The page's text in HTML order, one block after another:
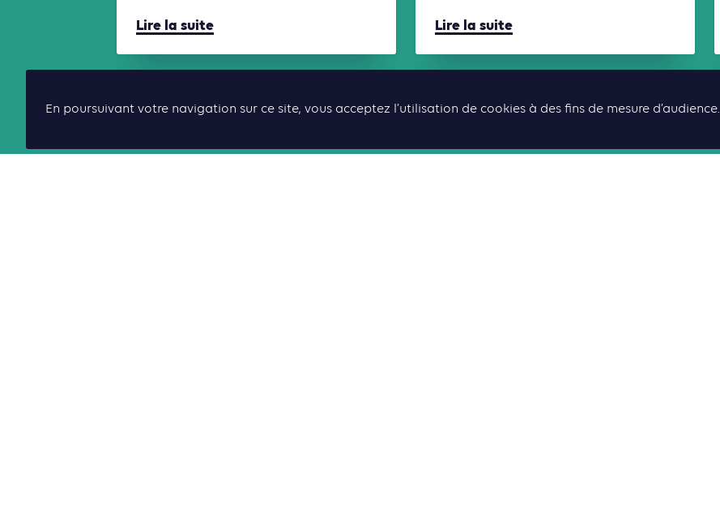
Lire la suite Lire la suite
TOUS LES CONTENUS ASSOCIÉS
En poursuivant votre navigation sur ce site, vous acceptez l’utilisation de cookies à des fins de mesure d’audience.